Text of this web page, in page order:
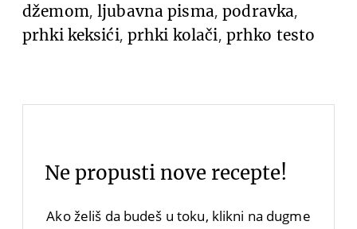
džemom,ljubavna pisma,podravka,
prhki keksići, prhki kolači, prhko testo
Ne propusti nove recepte!
Ako želiš da budeš u toku, klikni na dugme